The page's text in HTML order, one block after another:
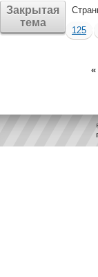
Закрытая
тема
125
«